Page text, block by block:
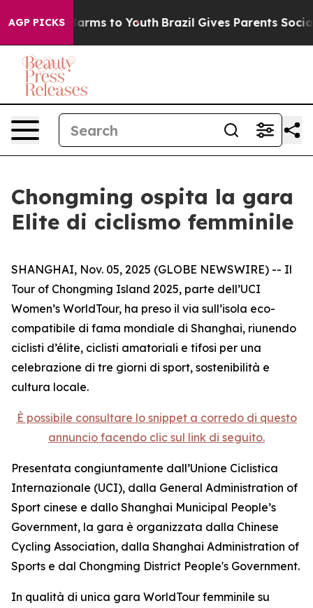
AGP PICKSHarms to Youth Brazil Gives Parents Social
Chongming ospita la gara
Elite di ciclismo femminile
SHANGHAI, Nov. 05, 2025 (GLOBE NEWSWIRE) -- Il
Tour of Chongming Island 2025, parte dell’UCI
Women’s WorldTour, ha preso il via sull’isola eco-
compatibile di fama mondiale di Shanghai, riunendo
ciclisti d’élite, ciclisti amatoriali e tifosi per una
celebrazione di tre giorni di sport, sostenibilità e
cultura locale.
È possibile consultare lo snippet a corredo di questo
annuncio facendo clic sul link di seguito.
Presentata congiuntamente dall’Unione Ciclistica
Internazionale (UCI), dalla General Administration of
Sport cinese e dallo Shanghai Municipal People’s
Government, la gara è organizzata dalla Chinese
Cycling Association, dalla Shanghai Administration of
Sports e dal Chongming District People's Government.
In qualità di unica gara WorldTour femminile su